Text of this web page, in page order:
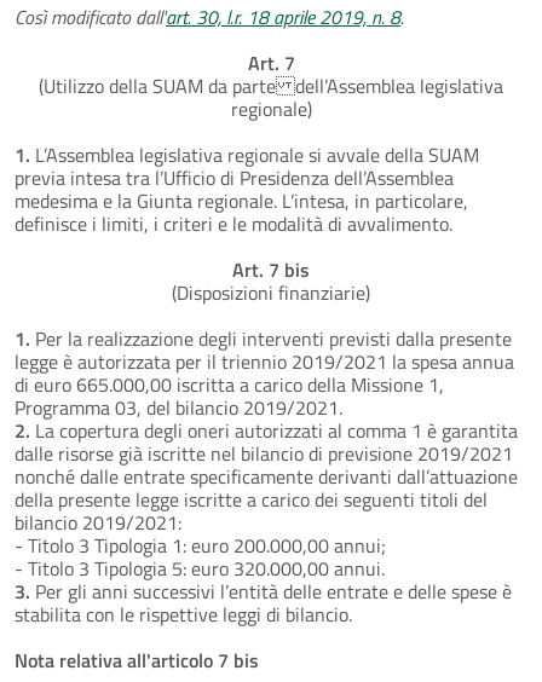
Così modificato dall'art. 30, l.r. 18 aprile 2019, n. 8.
Art. 7
(Utilizzo della SUAM da parte dell’Assemblea legislativa
regionale)
1. L’Assemblea legislativa regionale si avvale della SUAM
previa intesa tra l’Ufficio di Presidenza dell’Assemblea
medesima e la Giunta regionale. L’intesa, in particolare,
definisce i limiti, i criteri e le modalità di avvalimento.
Art. 7 bis
(Disposizioni finanziarie)
1. Per la realizzazione degli interventi previsti dalla presente
legge è autorizzata per il triennio 2019/2021 la spesa annua
di euro 665.000,00 iscritta a carico della Missione 1,
Programma 03, del bilancio 2019/2021.
2. La copertura degli oneri autorizzati al comma 1 è garantita
dalle risorse già iscritte nel bilancio di previsione 2019/2021
nonché dalle entrate specificamente derivanti dall’attuazione
della presente legge iscritte a carico dei seguenti titoli del
bilancio 2019/2021:
- Titolo 3 Tipologia 1: euro 200.000,00 annui;
- Titolo 3 Tipologia 5: euro 320.000,00 annui.
3. Per gli anni successivi l’entità delle entrate e delle spese è
stabilita con le rispettive leggi di bilancio.
Nota relativa all'articolo 7 bis